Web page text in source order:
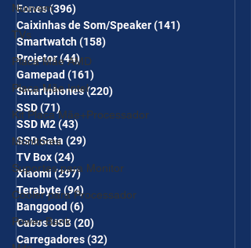
Nuuvem
TVs
Placa Mãe AMD
Placa Mãe Intel
Kit Placa Mãe+Processador
Monitores
Suportes para Monitor
Cooler para Processador
Power Bank
Fones(396)
Caixinhas de Som/Speaker(141)
Smartwatch(158)
Projetor(44)44 posts
Gamepad (161)
Smartphones(220)
SSD(71) 71 posts
SSD M2(43)
SSD Sata (29)
TV Box(24)
Xiaomi (297)297 posts
Terabyte(94)94 posts
Banggood (6)
Cabos USB(20)
Carregadores(32)